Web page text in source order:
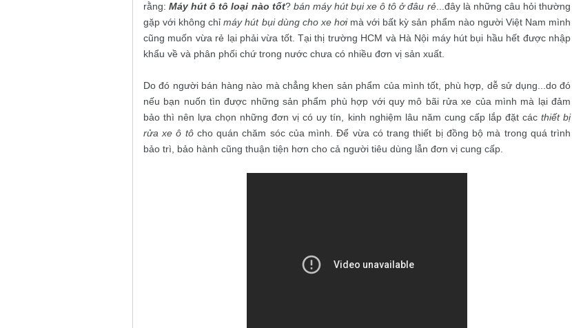
rằng:Máy hút ô tô loại nào tốt? bán máy hút bụi xe ô tô ở đâu rẻ...đây là những câu hỏi thường
gặp với không chỉmáy hút bụi dùng cho xe hơimà với bất kỳ sản phẩm nào người Việt Nam mình
cũng muốn vừa rẻ lại phải vừa tốt. Tại thị trường HCM và Hà Nội máy hút bụi hầu hết được nhập
khẩu về và phân phối chứ trong nước chưa có nhiều đơn vị sản xuất.
Do đó người bán hàng nào mà chẳng khen sản phẩm của mình tốt, phù hợp, dễ sử dụng...do đó
nếu bạn nuốn tìn được những sản phẩm phù hợp với quy mô bãi rửa xe của mình mà lại đảm
bảo thì nên lựa chọn những đơn vị có uy tín, kinh nghiệm lâu năm cung cấp lắp đặt các thiết bị
rửa xe ô tôcho quán chăm sóc của mình. Để vừa có trang thiết bị đồng bộ mà trong quá trình
bảo trì, bảo hành cũng thuận tiện hơn cho cả người tiêu dùng lẫn đơn vị cung cấp.